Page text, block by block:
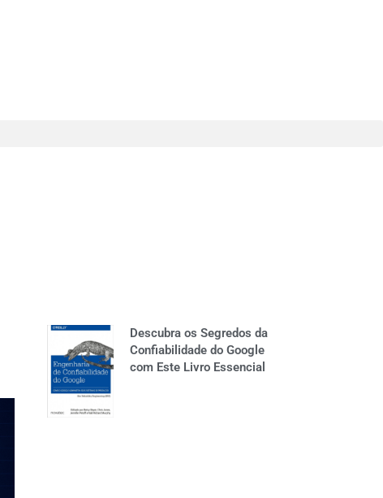
Descubra os Segredos da
Confiabilidade do Google
com Este Livro Essencial